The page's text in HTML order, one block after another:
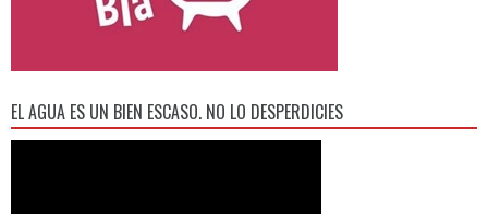
EL AGUA ES UN BIEN ESCASO. NO LO DESPERDICIES